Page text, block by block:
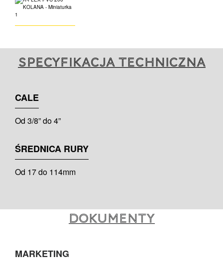
Specyfikacja techniczna
CALE
Od 3/8” do 4”
ŚREDNICA RURY
Od 17 do 114mm
Dokumenty
MARKETING